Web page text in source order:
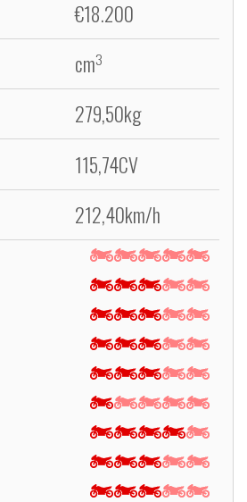
€18.200
cm3
279,50kg
115,74CV
212,40km/h